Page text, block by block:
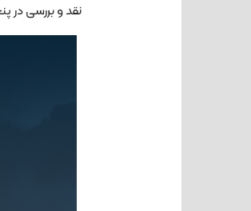
نقد و بررسی در پنجشنبه